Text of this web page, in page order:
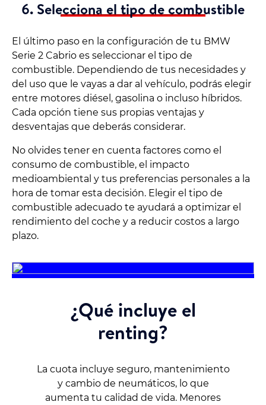
6. Selecciona el tipo de combustible
El último paso en la configuración de tu BMW
Serie 2 Cabrio es seleccionar el tipo de
combustible. Dependiendo de tus necesidades y
del uso que le vayas a dar al vehículo, podrás elegir
entre motores diésel, gasolina o incluso híbridos.
Cada opción tiene sus propias ventajas y
desventajas que deberás considerar.
No olvides tener en cuenta factores como el
consumo de combustible, el impacto
medioambiental y tus preferencias personales a la
hora de tomar esta decisión. Elegir el tipo de
combustible adecuado te ayudará a optimizar el
rendimiento del coche y a reducir costos a largo
plazo.
¿Qué incluye el
renting?
La cuota incluye seguro, mantenimiento
y cambio de neumáticos, lo que
aumenta tu calidad de vida. Menores